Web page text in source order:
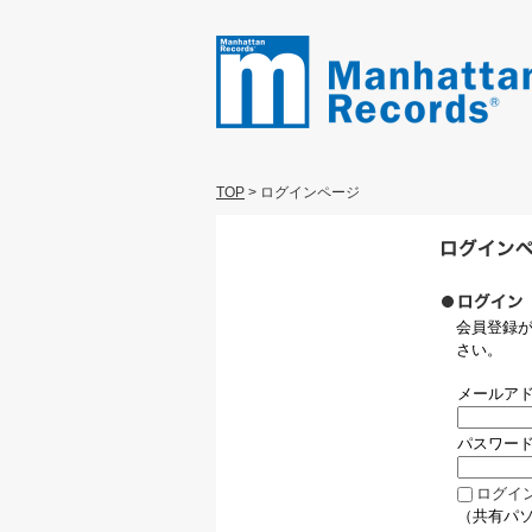
TOP > ログインページ
会員登録
さい。
メールア
パスワー
ログイ
（共有パ